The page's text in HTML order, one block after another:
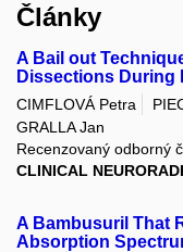
Články
A Bail out
Dissections
CIMFLOVÁ Petra
GRALLA Jan
Recenzovaný odborný
CLINICAL
A Bambusuril That
Absorption